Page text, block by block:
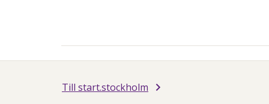
Till start.stockholm